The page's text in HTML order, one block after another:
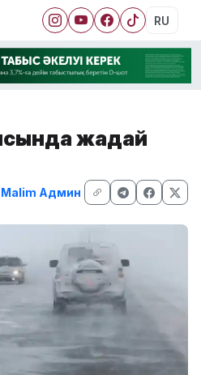
RU
жағдай
Malim Админ